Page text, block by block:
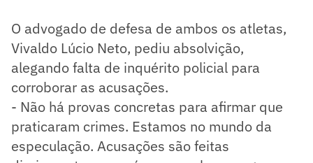
O advogado de defesa de ambos os atletas,
Vivaldo Lúcio Neto, pediu absolvição,
alegando falta de inquérito policial para
corroborar as acusações.
- Não há provas concretas para afirmar que
praticaram crimes. Estamos no mundo da
especulação. Acusações são feitas